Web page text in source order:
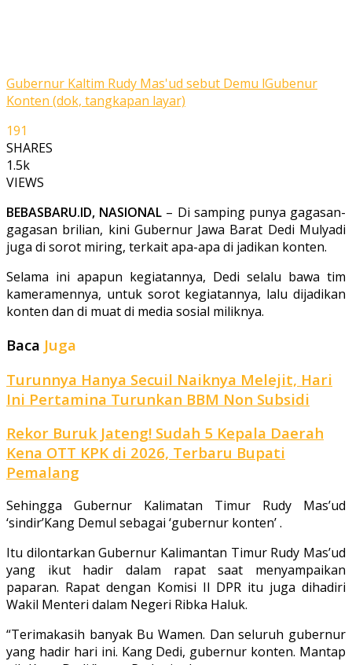
Gubernur Kaltim Rudy Mas'ud sebut Demu lGubenur
Konten (dok, tangkapan layar)
191
SHARES
1.5k
VIEWS
BEBASBARU.ID, NASIONAL – Di samping punya gagasan-
gagasan brilian, kini Gubernur Jawa Barat Dedi Mulyadi
juga di sorot miring, terkait apa-apa di jadikan konten.
Selama ini apapun kegiatannya, Dedi selalu bawa tim
kameramennya, untuk sorot kegiatannya, lalu dijadikan
konten dan di muat di media sosial miliknya.
Baca Juga
Turunnya Hanya Secuil Naiknya Melejit, Hari
Ini Pertamina Turunkan BBM Non Subsidi
Rekor Buruk Jateng! Sudah 5 Kepala Daerah
Kena OTT KPK di 2026, Terbaru Bupati
Pemalang
Sehingga Gubernur Kalimatan Timur Rudy Mas’ud
‘sindir’Kang Demul sebagai ‘gubernur konten’ .
Itu dilontarkan Gubernur Kalimantan Timur Rudy Mas’ud
yang ikut hadir dalam rapat saat menyampaikan
paparan. Rapat dengan Komisi II DPR itu juga dihadiri
Wakil Menteri dalam Negeri Ribka Haluk.
“Terimakasih banyak Bu Wamen. Dan seluruh gubernur
yang hadir hari ini. Kang Dedi, gubernur konten. Mantap